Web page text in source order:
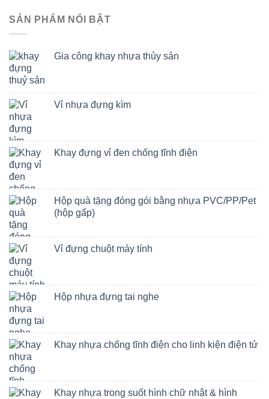
SẢN PHẨM NỔI BẬT
Gia công khay nhựa thủy sản
Vỉ nhựa đựng kìm
Khay đựng vỉ đen chống tĩnh điện
Hộp quà tặng đóng gói bằng nhựa PVC/PP/Pet
(hộp gấp)
Vỉ đựng chuột máy tính
Hộp nhựa đựng tai nghe
Khay nhựa chống tĩnh điện cho linh kiện điện tử
Khay nhựa trong suốt hình chữ nhật & hình